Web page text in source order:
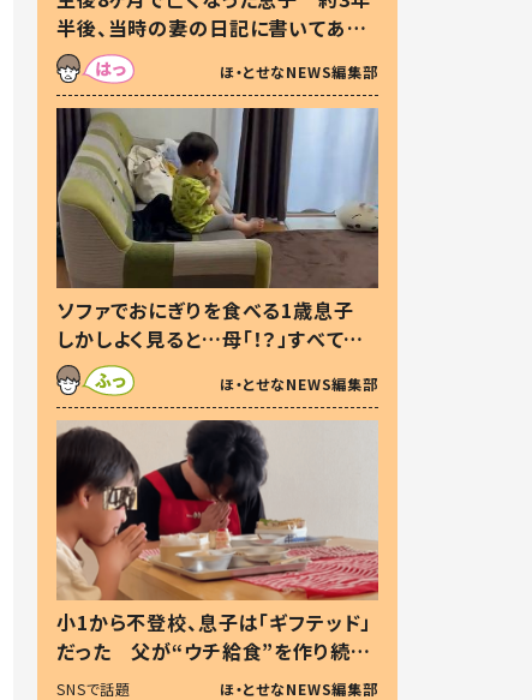
半後、当時の妻の日記に書いてあっ
た本音とは
ほ・とせなNEWS編集部
ソファでおにぎりを食べる1歳息子
しかしよく見ると…母「！？」すべてを
察した母の投稿に「可愛いから許
す！」「現行犯〜」
ほ・とせなNEWS編集部
小1から不登校、息子は「ギフテッド」
だった 父が“ウチ給食”を作り続け
る理由とは #令和の親 #令和の子
SNSで話題 ほ・とせなNEWS編集部